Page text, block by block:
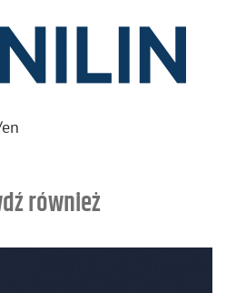
również